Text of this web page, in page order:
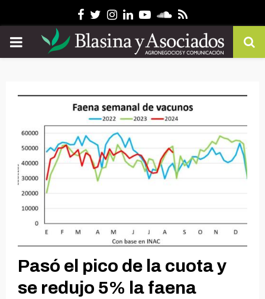
Facebook
Twitter
Instagram
Linkedin
YoutubeSoundcloud
Rss
PRIMARY
Pasó el pico de la cuota y
se redujo 5% la faena